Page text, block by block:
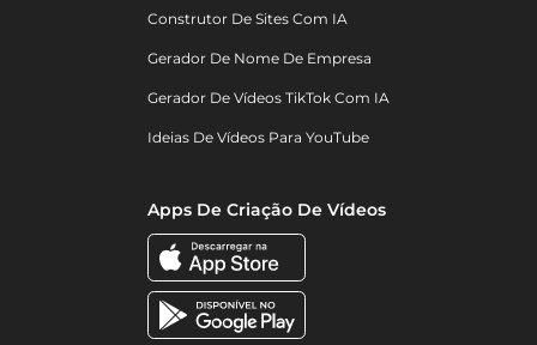
Construtor De Sites Com IA
Gerador De Nome De Empresa
Gerador De Vídeos TikTok Com IA
Ideias De Vídeos Para YouTube
Apps De Criação De Vídeos